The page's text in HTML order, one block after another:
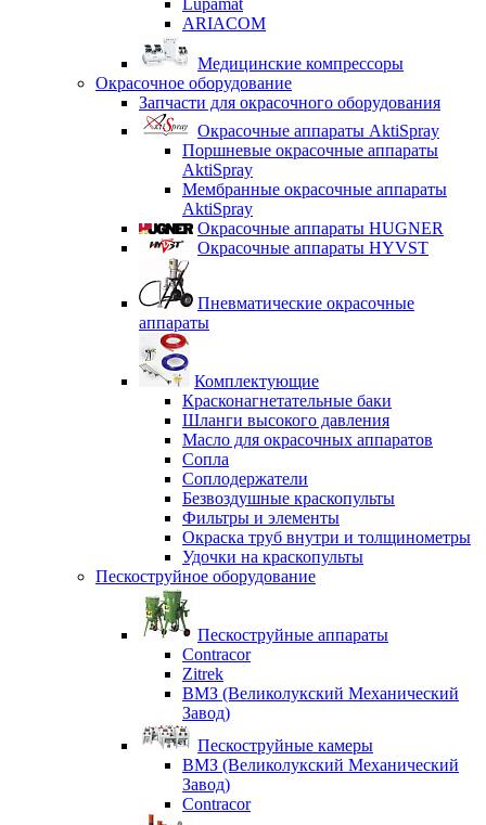
ARIACOM
Медицинские компрессоры
Окрасочное оборудование
Запчасти для окрасочного оборудования
Окрасочные аппараты AktiSpray
Поршневые окрасочные аппараты
AktiSpray
Мембранные окрасочные аппараты
AktiSpray
Окрасочные аппараты HUGNER
Окрасочные аппараты HYVST
Пневматические окрасочные
аппараты
Комплектующие
Красконагнетательные баки
Шланги высокого давления
Масло для окрасочных аппаратов
Сопла
Соплодержатели
Безвоздушные краскопульты
Фильтры и элементы
Окраска труб внутри и толщинометры
Удочки на краскопульты
Пескоструйное оборудование
Пескоструйные аппараты
Contracor
Zitrek
ВМЗ (Великолукский Механический
Завод)
Пескоструйные камеры
ВМЗ (Великолукский Механический
Завод)
Contracor